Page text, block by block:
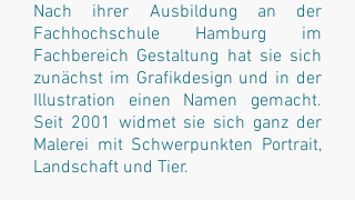
Nach ihrer Ausbildung an der
Fachhochschule Hamburg im
Fachbereich Gestaltung hat sie sich
zunächst im Grafikdesign und in der
Illustration einen Namen gemacht.
Seit 2001 widmet sie sich ganz der
Malerei mit Schwerpunkten Portrait,
Landschaft und Tier.